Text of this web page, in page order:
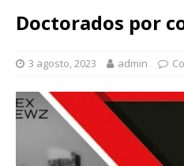
Doctorados por
3 agosto, 2023 admin